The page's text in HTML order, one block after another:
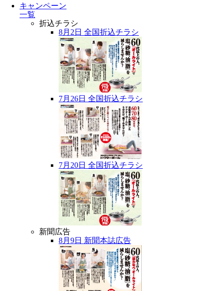
キャンペーン
一覧
折込チラシ
8月2日 全国折込チラシ
7月26日 全国折込チラシ
7月20日 全国折込チラシ
新聞広告
8月9日 新聞本誌広告